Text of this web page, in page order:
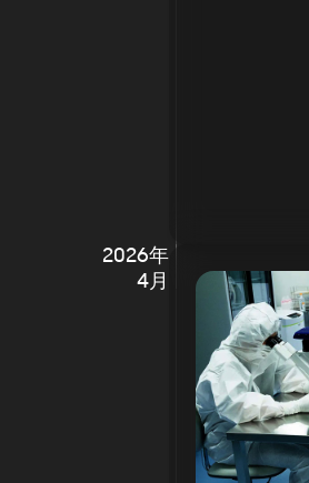
2026年
4月